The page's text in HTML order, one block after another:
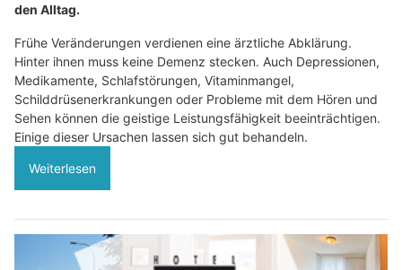
den Alltag.
Frühe Veränderungen verdienen eine ärztliche Abklärung.
Hinter ihnen muss keine Demenz stecken. Auch Depressionen,
Medikamente, Schlafstörungen, Vitaminmangel,
Schilddrüsenerkrankungen oder Probleme mit dem Hören und
Sehen können die geistige Leistungsfähigkeit beeinträchtigen.
Einige dieser Ursachen lassen sich gut behandeln.
Weiterlesen